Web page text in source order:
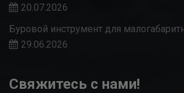
20.07.2026
Буровой инструмент для
29.06.2026
Свяжитесь с нами!